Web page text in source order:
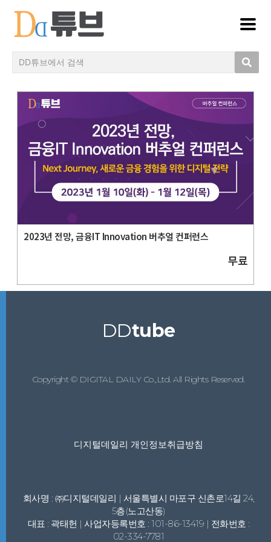
2023년 전망, 금융IT Innovation 버추얼 컨퍼런스
무료
DDtube
Copyright © DIGITAL DAILY Co.,Ltd. All Rights Reserved.
디지털데일리 개인정보취급방침
회사명 : ㈜디지털데일리 | 서울특별시 마포구 신촌로14길 24,
5층(노고산동)
대표 : 곽태헌 | 사업자등록번호 : 101-86-13419 | 전화번호 :
02-334-7781